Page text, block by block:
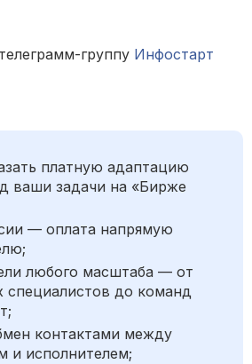
группу Инфостарт
платную адаптацию
ваши задачи на «Бирже
— оплата напрямую
любого масштаба — от
специалистов до команд
контактами между
и исполнителем;